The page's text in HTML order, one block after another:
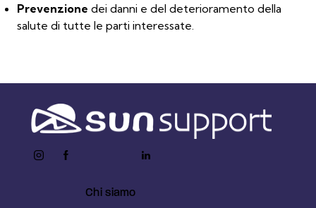
Prevenzione dei danni e del deterioramento della
salute di tutte le parti interessate.
instagramfacebook- youtube2
linkedin
Chi siamo